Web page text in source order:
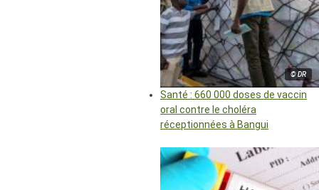
© DR
Santé : 660 000 doses de vaccin
oral contre le choléra
réceptionnées à Bangui